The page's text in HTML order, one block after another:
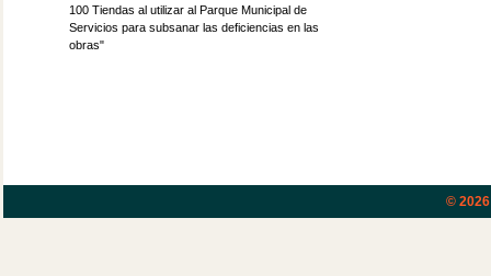
100 Tiendas al utilizar al Parque Municipal de
Servicios para subsanar las deficiencias en las
obras"
©